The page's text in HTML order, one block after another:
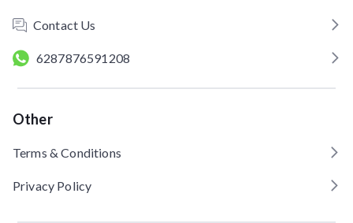
Contact Us
6287876591208
Other
Terms & Conditions
Privacy Policy